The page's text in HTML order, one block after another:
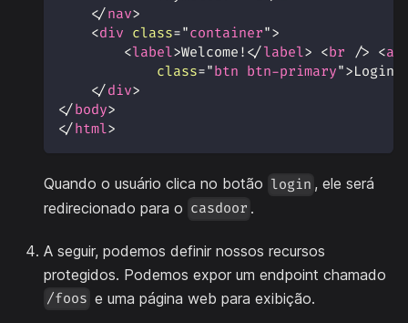
</nav>
<div class="container">
<label>Welcome! </label> <br /> <a
class="btn btn-primary">Login
</div>
</body>
</html>
Quando o usuário clica no botão login , ele será
redirecionado para o casdoor .
A seguir, podemos definir nossos recursos
protegidos. Podemos expor um endpoint chamado
/foos e uma página web para exibição.